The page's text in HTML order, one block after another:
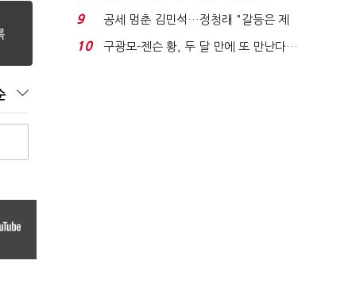
위'(1보)...
9
공세 멈춘 김민석…정청래 "갈등은 제
가 수습"
10
구광모-젠슨 황, 두 달 만에 또 만난다…